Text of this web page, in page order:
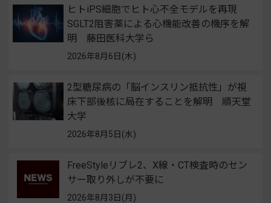
ヒトiPS細胞でヒト心不全モデルを再現
SGLT2阻害薬による心機能改善の機序を解
明 藤田医科大学ら
2026年8月6日(木)
2型糖尿病の「脳インスリン抵抗性」が視
床下部後核に局在することを解明 順天堂
大学
2026年8月5日(水)
FreeStyleリブレ2、X線・CT検査時のセン
サー取り外しが不要に
2026年8月3日(月)